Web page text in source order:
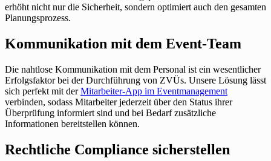
erhöht nicht nur die Sicherheit, sondern optimiert auch den gesamten
Planungsprozess.
Kommunikation mit dem Event-Team
Die nahtlose Kommunikation mit dem Personal ist ein wesentlicher
Erfolgsfaktor bei der Durchführung von ZVÜs. Unsere Lösung lässt
sich perfekt mit derMitarbeiter-App im Eventmanagement
verbinden, sodass Mitarbeiter jederzeit über den Status ihrer
Überprüfung informiert sind und bei Bedarf zusätzliche
Informationen bereitstellen können.
Rechtliche Compliance sicherstellen